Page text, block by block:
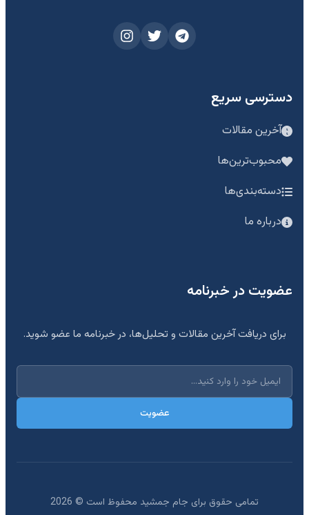
دسترسی سریع
آخرین مقالات
محبوب‌ترین‌ها
دسته‌بندی‌ها
درباره ما
عضویت در خبرنامه
برای دریافت آخرین مقالات و تحلیل‌ها، در خبرنامه ما عضو شوید.
عضویت
تمامی حقوق برای جام جمشید محفوظ است © 2026